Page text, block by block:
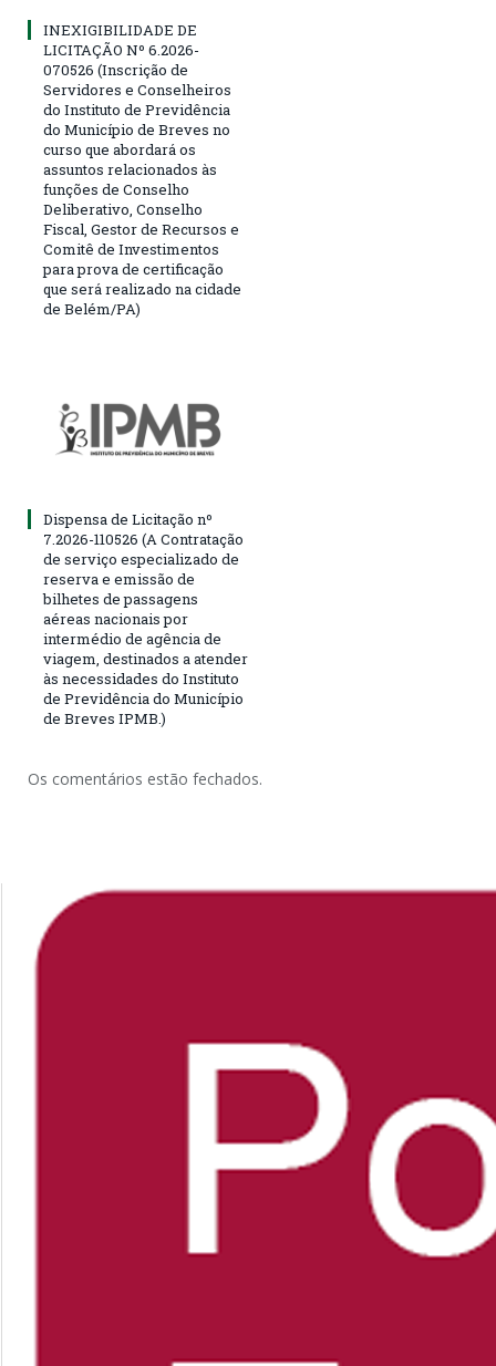
INEXIGIBILIDADE DE
LICITAÇÃO Nº 6.2026-
070526 (Inscrição de
Servidores e Conselheiros
do Instituto de Previdência
do Município de Breves no
curso que abordará os
assuntos relacionados às
funções de Conselho
Deliberativo, Conselho
Fiscal, Gestor de Recursos e
Comitê de Investimentos
para prova de certificação
que será realizado na cidade
de Belém/PA)
Dispensa de Licitação nº
7.2026-110526 (A Contratação
de serviço especializado de
reserva e emissão de
bilhetes de passagens
aéreas nacionais por
intermédio de agência de
viagem, destinados a atender
às necessidades do Instituto
de Previdência do Município
de Breves IPMB.)
Os comentários estão fechados.